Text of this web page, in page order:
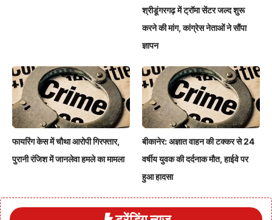
श्रीडूंगरगढ़ में ट्रॉमा सेंटर जल्द शुरू
करने की मांग, कांग्रेस नेताओं ने सौंपा
ज्ञापन
फायरिंग केस में चौथा आरोपी गिरफ्तार,
पुरानी रंजिश में जानलेवा हमले का मामला
बीकानेर: अज्ञात वाहन की टक्कर से 24
वर्षीय युवक की दर्दनाक मौत, हाईवे पर
हुआ हादसा